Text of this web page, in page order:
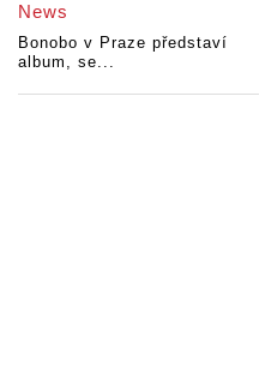
News
Bonobo v Praze představí
album, se...